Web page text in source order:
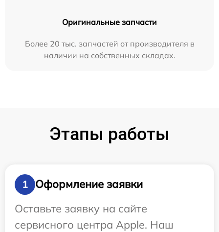
Оригинальные запчасти
Более 20 тыс. запчастей от производителя в
наличии на собственных складах.
Этапы работы
1
Оформление заявки
Оставьте заявку на сайте
сервисного центра Apple. Наш